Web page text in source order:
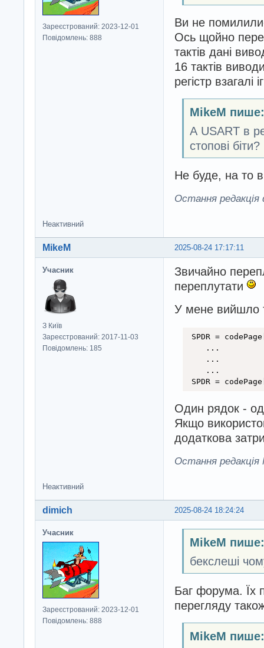
Зареєстрований: 2023-12-01
Повідомлень: 888
Ви не
Ось щойно
тактів дані
16 тактів
регістр взагалі
MikeM пише:
А USART в
стопові біти?
Не буде, на то
Остання редакція
Неактивний
2025-08-24 17:17:11
MikeM
Учасник
З Київ
Зареєстрований: 2017-11-03
Повідомлень: 185
Звичайно
переплутати
У мене вийшло
SPDR =
    ...
    ...
    ...
SPDR =
Один рядок -
Якщо
додаткова
Остання редакція
Неактивний
2025-08-24 18:24:24
dimich
Учасник
Зареєстрований: 2023-12-01
Повідомлень: 888
MikeM пише:
бекслеші
Баг форума. Їх
перегляду
MikeM пише: